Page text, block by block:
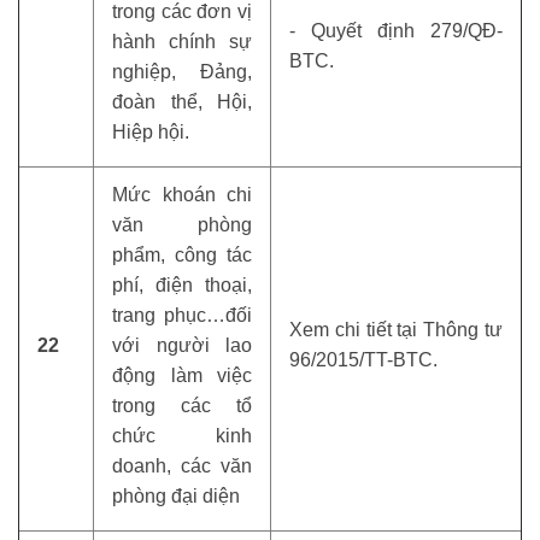
trong các đơn vị
hành chính sự
nghiệp, Đảng,
đoàn thể, Hội,
Hiệp hội.
- Quyết định 279/QĐ-
BTC.
22
Mức khoán chi
văn phòng
phẩm, công tác
phí, điện thoại,
trang phục…đối
với người lao
động làm việc
trong các tổ
chức kinh
doanh, các văn
phòng đại diện
Xem chi tiết tại Thông tư
96/2015/TT-BTC.